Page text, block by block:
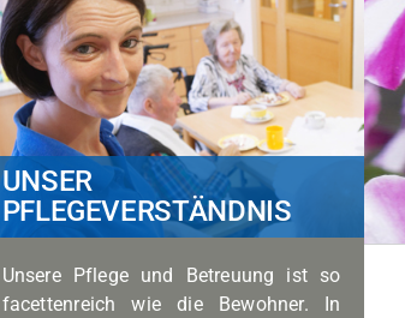
UNSER
PFLEGEVERSTÄNDNIS
Unsere Pflege und Betreuung ist so
facettenreich wie die Bewohner. In